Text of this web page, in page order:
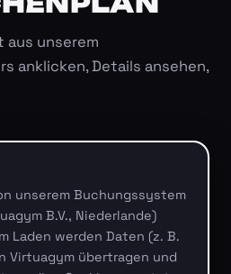
aus unserem
anklicken, Details ansehen,
unserem Buchungssystem
B.V., Niederlande)
Laden werden Daten (z. B.
Virtuagym übertragen und